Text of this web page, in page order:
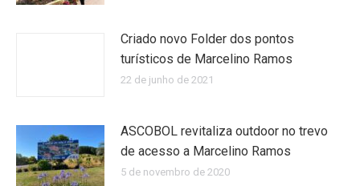
Criado novo Folder dos pontos
turísticos de Marcelino Ramos
22 de junho de 2021
ASCOBOL revitaliza outdoor no trevo
de acesso a Marcelino Ramos
5 de novembro de 2020